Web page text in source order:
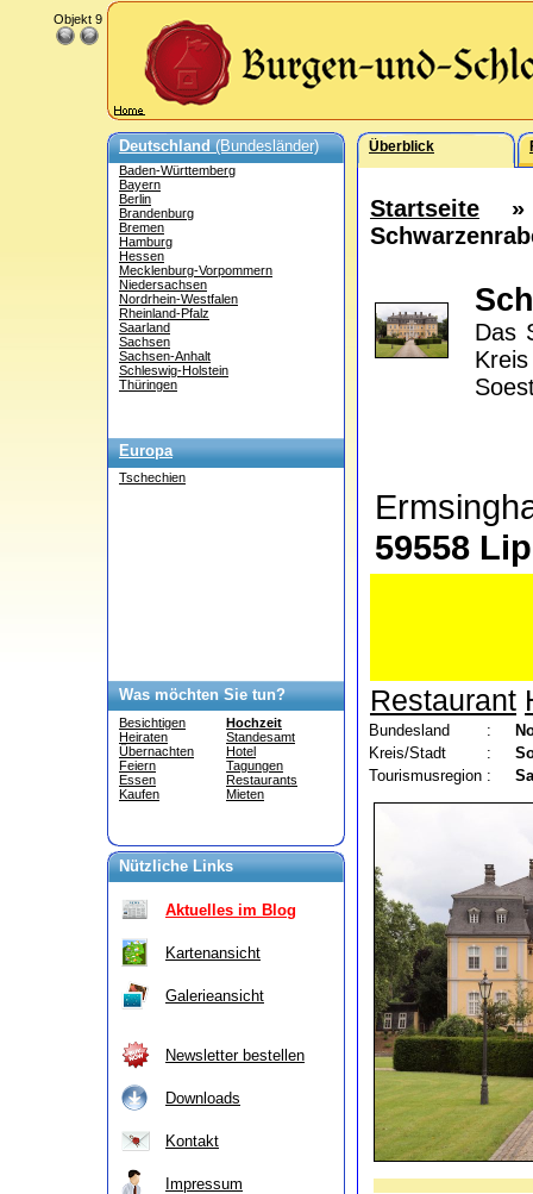
Deutschland(Bundesländer)
Baden-Württemberg
Bayern
Berlin
Brandenburg
Bremen
Hamburg
Hessen
Mecklenburg-Vorpommern
Niedersachsen
Nordrhein-Westfalen
Rheinland-Pfalz
Saarland
Sachsen
Sachsen-Anhalt
Schleswig-Holstein
Thüringen
Europa
Tschechien
Was möchten Sie tun?
Besichtigen
Heiraten
Übernachten
Feiern
Essen
Kaufen
Hochzeit
Standesamt
Hotel
Tagungen
Restaurants
Mieten
Nützliche Links
Aktuelles im Blog
Kartenansicht
Galerieansicht
Newsletter bestellen
Downloads
Kontakt
Impressum
Überblick
Startseite
Das
59558
Restaurant
Bundesland :
Kreis/Stadt
:
Tourismusregion :
Objekt 9